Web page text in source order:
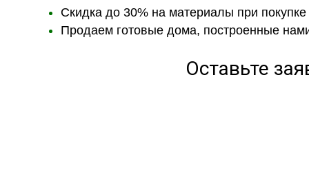
Скидка до 30% на материалы при
Продаем готовые дома, построенные
Оставьте